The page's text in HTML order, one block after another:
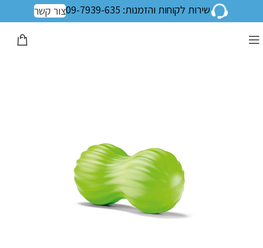
שירות לקוחות והזמנות: 09-7939-635 צור קשר